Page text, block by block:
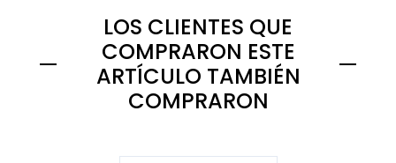
LOS CLIENTES QUE
COMPRARON ESTE
ARTÍCULO TAMBIÉN
COMPRARON